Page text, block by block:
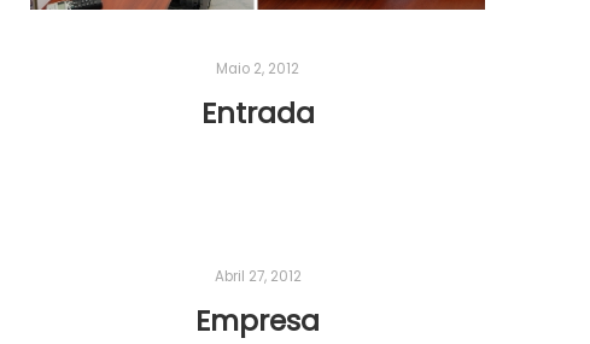
Maio 2, 2012
Entrada
Abril 27, 2012
Empresa